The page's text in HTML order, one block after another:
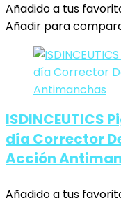
Añadido a tus
Añadir para
ISDINCEUTICS
día Corrector
Acción
Añadido a tus